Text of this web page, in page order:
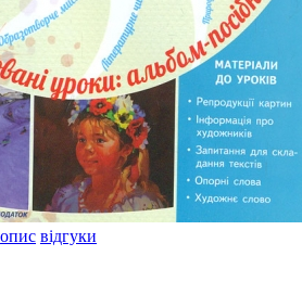
опис відгуки